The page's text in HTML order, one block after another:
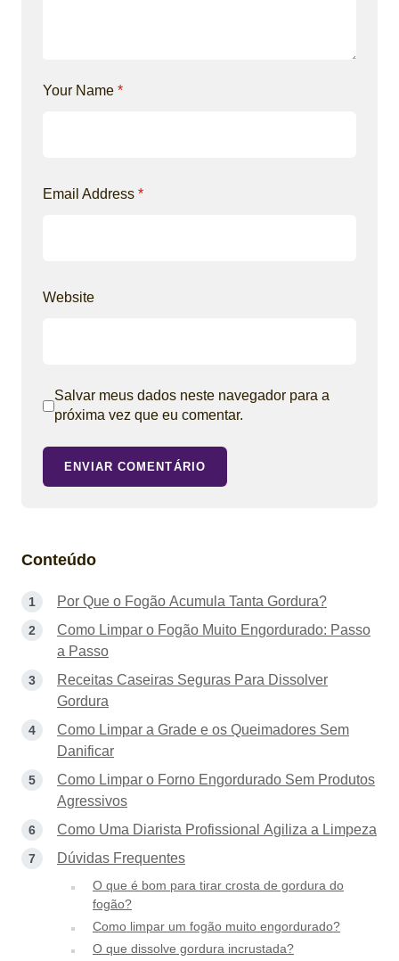
Your Name *
Email Address *
Website
Salvar meus dados neste navegador para a
próxima vez que eu comentar.
ENVIAR COMENTÁRIO
Conteúdo
Por Que o Fogão Acumula Tanta Gordura?
Como Limpar o Fogão Muito Engordurado: Passo
a Passo
Receitas Caseiras Seguras Para Dissolver
Gordura
Como Limpar a Grade e os Queimadores Sem
Danificar
Como Limpar o Forno Engordurado Sem Produtos
Agressivos
Como Uma Diarista Profissional Agiliza a Limpeza
Dúvidas Frequentes
O que é bom para tirar crosta de gordura do
fogão?
Como limpar um fogão muito engordurado?
O que dissolve gordura incrustada?